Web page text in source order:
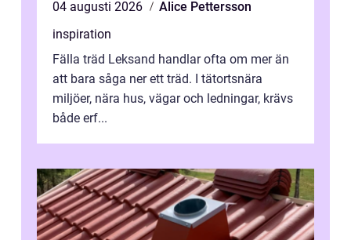
04 augusti 2026
Alice Pettersson
inspiration
Fälla träd Leksand handlar ofta om mer än
att bara såga ner ett träd. I tätortsnära
miljöer, nära hus, vägar och ledningar, krävs
både erf...